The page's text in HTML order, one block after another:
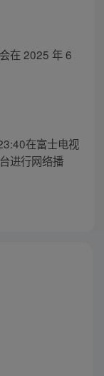
在 2025 年 6
在富士电视
进行网络播